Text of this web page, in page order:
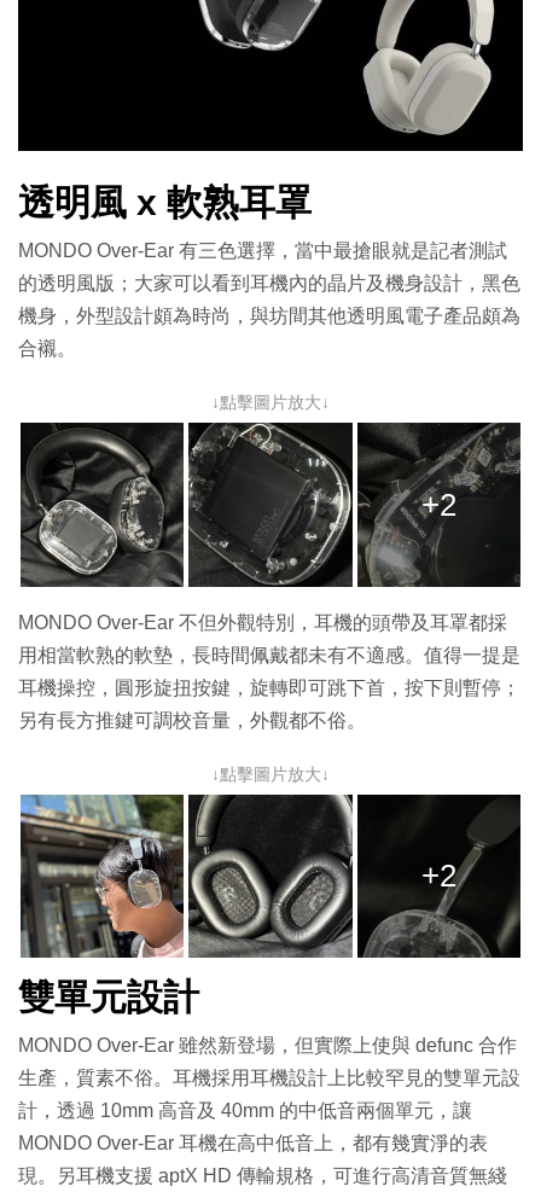
透明風 x 軟熟耳罩
MONDO Over-Ear 有三色選擇，當中最搶眼就是記者測試
的透明風版；大家可以看到耳機內的晶片及機身設計，黑色
機身，外型設計頗為時尚，與坊間其他透明風電子產品頗為
合襯。
↓點擊圖片放大↓
+2
MONDO Over-Ear 不但外觀特別，耳機的頭帶及耳罩都採
用相當軟熟的軟墊，長時間佩戴都未有不適感。值得一提是
耳機操控，圓形旋扭按鍵，旋轉即可跳下首，按下則暫停；
另有長方推鍵可調校音量，外觀都不俗。
↓點擊圖片放大↓
+2
雙單元設計
MONDO Over-Ear 雖然新登場，但實際上使與 defunc 合作
生產，質素不俗。耳機採用耳機設計上比較罕見的雙單元設
計，透過 10mm 高音及 40mm 的中低音兩個單元，讓
MONDO Over-Ear 耳機在高中低音上，都有幾實淨的表
現。另耳機支援 aptX HD 傳輸規格，可進行高清音質無綫